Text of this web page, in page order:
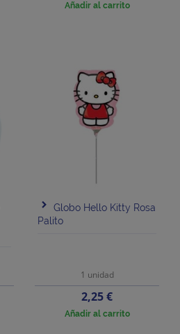
Añadir al carrito
Globo Hello Kitty Rosa
Palito
1 unidad
Precio
2,25 €
Añadir al carrito